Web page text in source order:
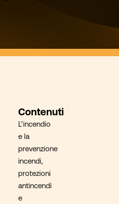
Contenuti
L’incendio
e la
prevenzione
incendi,
protezioni
antincendi
e